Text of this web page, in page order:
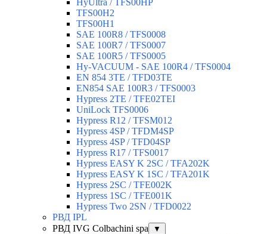
TFS00H2
TFS00H1
SAE 100R8 / TFS0008
SAE 100R7 / TFS0007
SAE 100R5 / TFS0005
Hy-VACUUM - SAE 100R4 / TFS0004
EN 854 3TE / TFD03TE
EN854 SAE 100R3 / TFS0003
Hypress 2TE / TFE02TEI
UniLock TFS0006
Hypress R12 / TFSM012
Hypress 4SP / TFDM4SP
Hypress 4SP / TFD04SP
Hypress R17 / TFS0017
Hypress EASY K 2SC / TFA202K
Hypress EASY K 1SC / TFA201K
Hypress 2SC / TFE002K
Hypress 1SC / TFE001K
Hypress Two 2SN / TFD0022
РВД IPL
РВД IVG Colbachini spa
▼